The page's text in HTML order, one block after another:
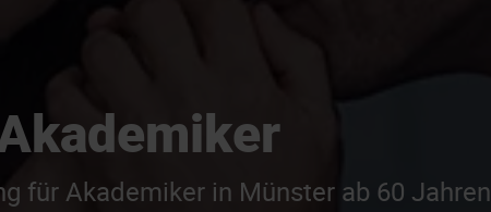
für Akademiker in Münster ab 60 Jahren